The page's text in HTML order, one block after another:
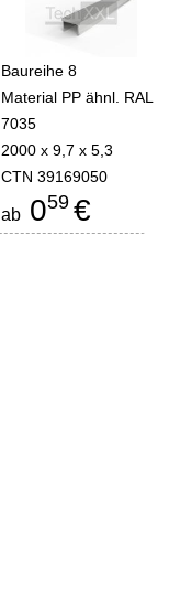
Baureihe 8
Material PP ähnl. RAL
7035
2000 x 9,7 x 5,3
CTN 39169050
ab 059 €